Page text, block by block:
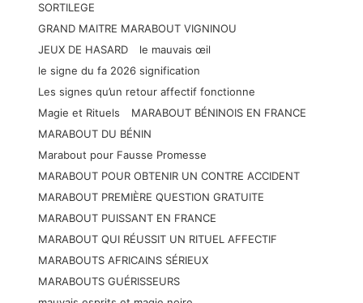
SORTILEGE
GRAND MAITRE MARABOUT VIGNINOU
JEUX DE HASARD
le mauvais œil
le signe du fa 2026 signification
Les signes qu’un retour affectif fonctionne
Magie et Rituels
MARABOUT BÉNINOIS EN FRANCE
MARABOUT DU BÉNIN
Marabout pour Fausse Promesse
MARABOUT POUR OBTENIR UN CONTRE ACCIDENT
MARABOUT PREMIÈRE QUESTION GRATUITE
MARABOUT PUISSANT EN FRANCE
MARABOUT QUI RÉUSSIT UN RITUEL AFFECTIF
MARABOUTS AFRICAINS SÉRIEUX
MARABOUTS GUÉRISSEURS